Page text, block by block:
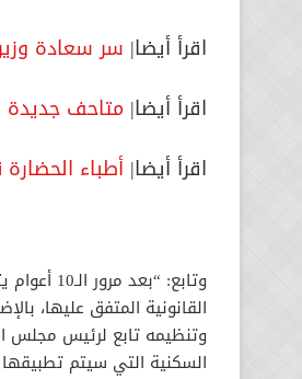
اقرأ أيضا| سر سعادة
اقرأ أيضا| متاحف جديدة
اقرأ أيضا| أطباء
وتابع:
القانونية المتفق عليها،
وتنظيمه تابع لرئيس مجلس
السكنية التي سيتم